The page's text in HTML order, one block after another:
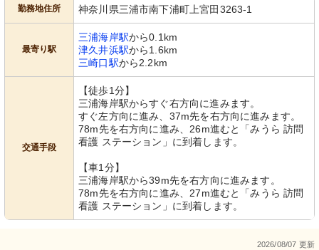
勤務地住所 神奈川県三浦市南下浦町上宮田3263-1
最寄り駅
三浦海岸駅から0.1km
津久井浜駅から1.6km
三崎口駅から2.2km
交通手段
【徒歩1分】
三浦海岸駅からすぐ右方向に進みます。
すぐ左方向に進み、37m先を右方向に進みます。
78m先を右方向に進み、26m進むと「みうら 訪問
看護 ステーション」に到着します。
【車1分】
三浦海岸駅から39m先を右方向に進みます。
78m先を右方向に進み、27m進むと「みうら 訪問
看護 ステーション」に到着します。
2026/08/07 更新